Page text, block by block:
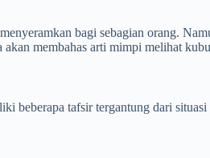
bagi sebagian orang.
membahas arti mimpi melihat
beberapa tafsir tergantung dari